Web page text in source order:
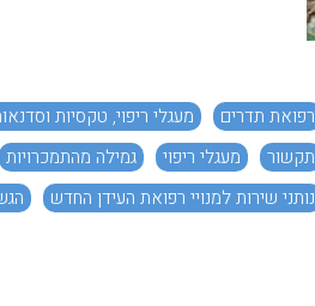
רפואת תדרים מעגלי ריפוי, טקסיות
תקשור
מעגלי ריפוי
גמילה מהתמכרויות
נותני שירות למנויי רפואת העידן החדש